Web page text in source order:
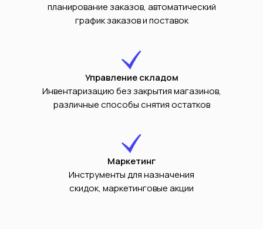
планирование заказов, автоматический
график заказов и поставок
Управление складом
Инвентаризацию без закрытия магазинов,
различные способы снятия остатков
Маркетинг
Инструменты для назначения
скидок, маркетинговые акции